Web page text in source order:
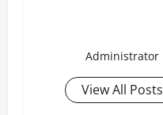
Administrator
View All Posts